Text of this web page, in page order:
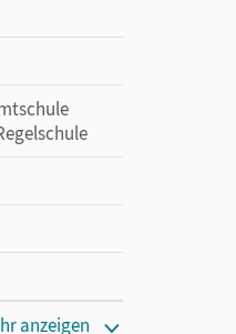
anzeigen